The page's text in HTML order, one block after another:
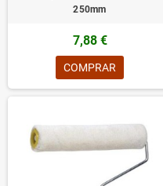
250mm
7,88 €
COMPRAR